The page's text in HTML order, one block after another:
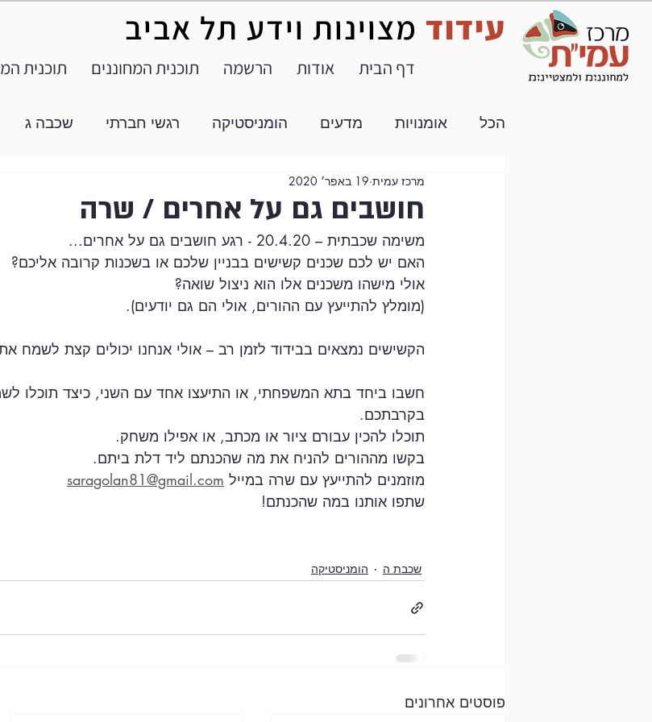
עידוד מצוינות וידע תל אביב
דף הבית אודות הרשמה תוכנית המחוננים תוכנית
הכל אומנויות מדעים הומניסטיקה רגשי חברתי שכבה ג
חטיבת ביניים תוכן חיצוני
חושבים גם על אחרים / שרה
מרכז עמית 19 באפר׳ 2020
משימה שכבתית – 20.4.20 - רגע חושבים גם על אחרים...
האם יש לכם שכנים קשישים בבניין שלכם או בשכנות קרובה אליכם?
אולי מישהו משכנים אלו הוא ניצול שואה?
(מומלץ להתייעץ עם ההורים, אולי הם גם יודעים).
הקשישים נמצאים בבידוד לזמן רב – אולי אנחנו יכולים קצת לשמח
חשבו ביחד בתא המשפחתי, או התיעצו אחד עם השני, כיצד תוכלו
בקרבתכם.
תוכלו להכין עבורם ציור או מכתב, או אפילו משחק.
בקשו מההורים להניח את מה שהכנתם ליד דלת ביתם.
מוזמנים להתייעץ עם שרה במייל saragolan81@gmail.com
שתפו אותנו במה שהכנתם!
שכבת ה הומניסטיקה
פוסטים אחרונים